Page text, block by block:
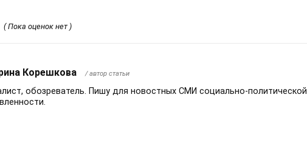
( Пока оценок нет )
Корешкова / автор статьи
обозреватель. Пишу для новостных СМИ социально-политической